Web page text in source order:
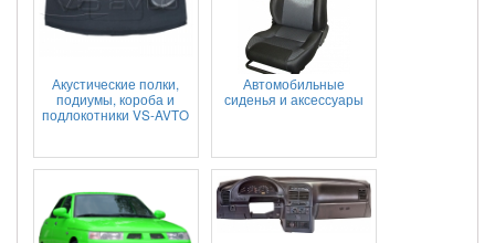
Акустические полки,
подиумы, короба и
подлокотники VS-AVTO
Автомобильные
сиденья и аксессуары